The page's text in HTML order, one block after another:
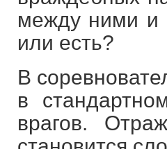
между ними и
или есть?
В
в
врагов.